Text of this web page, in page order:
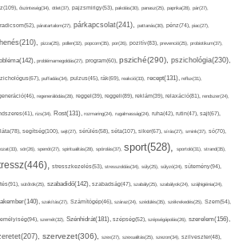
őszinteség(34), ötlet(37), pajzsmirigy(53), pakolás(30), panasz(25), paprika(28), pár(27),
páratartalom(27), párkapcsolat(241), pattanás(30), pénz(74), piac(27),
pizza(25), pollen(32), popcorn(35), por(26), pozitív(83), prevenció(25), probiotikum(37),
problémamegoldás(27), program(60), psziché(290), pszichológia(230),
puffadás(34), pulzus(45), rák(69), reakció(33), recept(131), reflux(31),
regenerálódás(28), reggel(39), reggeli(89), reklám(39), relaxáció(81), rendszer(24),
rizs(34), Rost(131), rozmaring(24), rugalmasság(24), ruha(42), rutin(47), sajt(67),
segítség(100), sejt(27), sérülés(58), séta(107), siker(67), sírás(27), smink(37), só(70),
sör(26), spenót(27), spiritualitás(28), spórolás(37), sport(528), sportoló(31), strand(35),
stresszkezelés(53), stresszoldás(34), súly(25), súlyzó(24), sütemény(94),
sütőtök(25), szabadidő(142), szabadság(47), szabály(25), szabályok(24), szájhigiénia(24),
szakítás(27), Számítógép(46), száraz(24), szédülés(35), székrekedés(25), Szem(54),
szemét(32), Szénhidrát(181), szépség(52), szépségápolás(26), szerelem(156),
szervezet(306), szex(27), szexualitás(25), szezon(34), szilveszter(48),